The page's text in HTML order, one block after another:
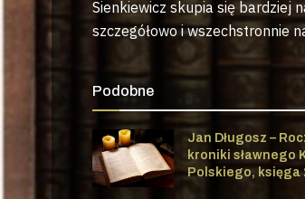
Sienkiewicz skupia się bardziej
szczegółowo i wszechstronnie
Podobne
Jan Długosz –
kroniki sławnego
Polskiego, księga